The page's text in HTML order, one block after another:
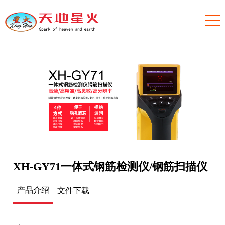
XH-GY71一体式钢筋检测仪/钢筋扫描仪
产品介绍 文件下载